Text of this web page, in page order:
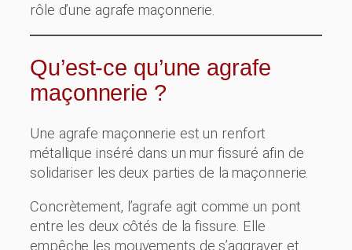
rôle d’une agrafe maçonnerie.
Qu’est-ce qu’une agrafe
maçonnerie ?
Une agrafe maçonnerie est un renfort
métallique inséré dans un mur fissuré afin de
solidariser les deux parties de la maçonnerie.
Concrètement, l’agrafe agit comme un pont
entre les deux côtés de la fissure. Elle
empêche les mouvements de s’aggraver et